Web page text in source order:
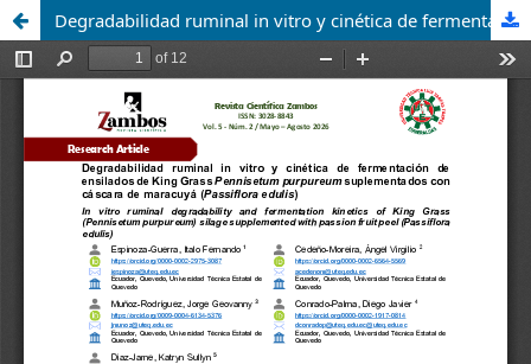
Degradabilidad ruminal in vitro y cinética de fermentación de ensilados de King Grass Pennisetum purpureum suplementados con cáscara de maracuyá (Passiflora edulis)